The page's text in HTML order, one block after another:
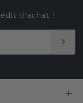
d'achat !